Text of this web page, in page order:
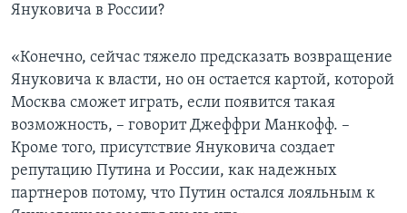
Януковича в России?
«Конечно, сейчас тяжело предсказать возвращение
Януковича к власти, но он остается картой, которой
Москва сможет играть, если появится такая
возможность, – говорит Джеффри Манкофф. –
Кроме того, присутствие Януковича создает
репутацию Путина и России, как надежных
партнеров потому, что Путин остался лояльным к